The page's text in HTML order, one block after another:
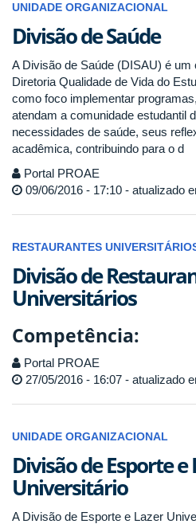
UNIDADE ORGANIZACIONAL
Divisão de Saúde
A Divisão de Saúde (DISAU) é um
Diretoria Qualidade de Vida do
como foco implementar
atendam a comunidade estudantil
necessidades de saúde, seus
acadêmica, contribuindo para o d
Portal PROAE
09/06/2016 - 17:10 - atualizado
RESTAURANTES
Divisão de
Universitários
Competência:
Portal PROAE
27/05/2016 - 16:07 - atualizado
UNIDADE ORGANIZACIONAL
Divisão de Esporte e
Universitário
A Divisão de Esporte e Lazer